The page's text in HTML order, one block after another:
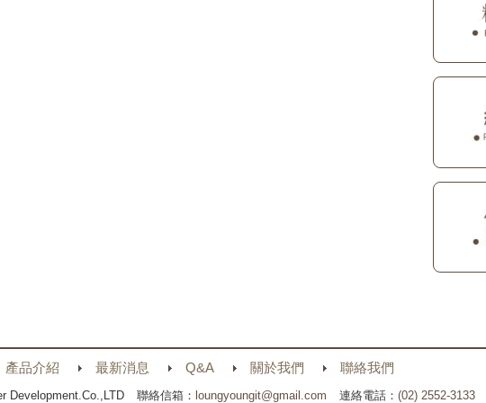
產品介紹 最新消息 Q&A 關於我們 聯絡我們
Development.Co.,LTD 聯絡信箱： loungyoungit@gmail.com 連絡電話： (02) 2552-3133